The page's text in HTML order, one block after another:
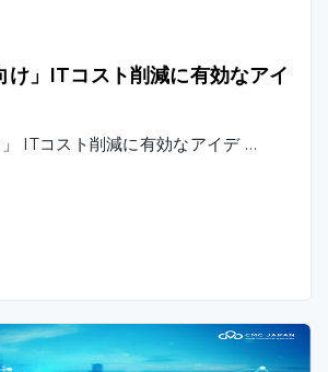
け」ITコスト削減に有効なアイ
」 ITコスト削減に有効なアイデ …